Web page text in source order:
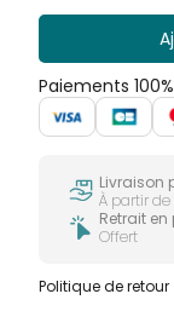
Paiements
Livraison
À partir
Retrait
Offert
Politique de retour